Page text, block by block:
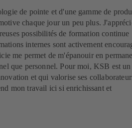
de pointe et d'une gamme de
chaque jour un peu plus.
possibilités de formation continue
internes sont activement
me permet de m'épanouir en
que personnel. Pour moi, KSB est un
et qui valorise ses
mon travail ici si enrichissant et